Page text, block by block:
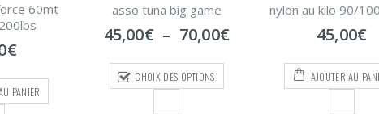
game
70,00
OPTIONS
0
5
nylon au kilo 90/100 80lbs
45,00€
AJOUTER AU PANIER
0
5
asso double
180/100 400lbs
35,00
AJOUTER AU